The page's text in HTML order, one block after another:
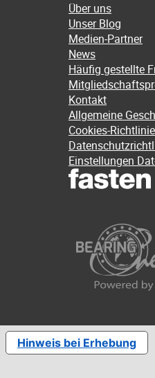
Über uns
Unser Blog
Medien-Partner
News
Häufig gestellte
Kontakt
Allgemeine
Cookies-Richtlinie
Einstellungen
Hinweis bei Erhebung